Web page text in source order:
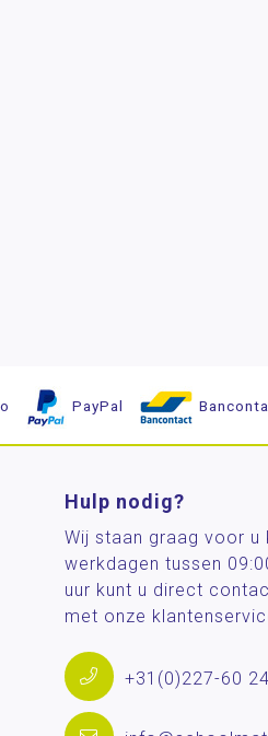
PayPal
Hulp nodig?
Wij staan graag voor u
werkdagen tussen
uur kunt u direct
met onze
+31(0)227-60